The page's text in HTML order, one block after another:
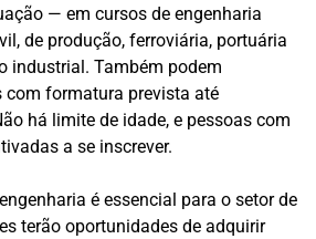
— em cursos de engenharia
de produção, ferroviária, portuária
industrial. Também podem
com formatura prevista até
há limite de idade, e pessoas com
a se inscrever.
é essencial para o setor de
terão oportunidades de adquirir